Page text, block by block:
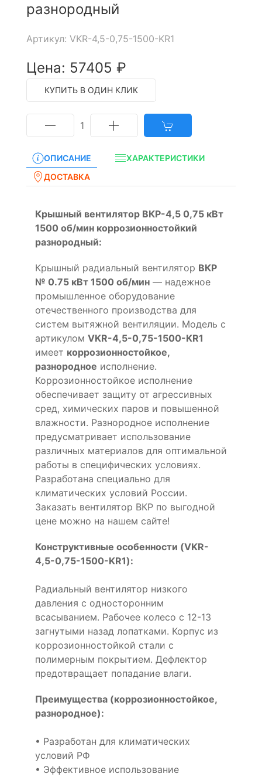
разнородный
Артикул: VKR-4,5-0,75-1500-KR1
Цена: 57405 ₽
КУПИТЬ В ОДИН КЛИК
1
ОПИСАНИЕ
ХАРАКТЕРИСТИКИ
ДОСТАВКА
Крышный вентилятор ВКР-4,5 0,75 кВт
1500 об/мин коррозионностойкий
разнородный:
Крышный радиальный вентилятор ВКР
№ 0.75 кВт 1500 об/мин — надежное
промышленное оборудование
отечественного производства для
систем вытяжной вентиляции. Модель с
артикулом VKR-4,5-0,75-1500-KR1
имеет коррозионностойкое,
разнородное исполнение.
Коррозионностойкое исполнение
обеспечивает защиту от агрессивных
сред, химических паров и повышенной
влажности. Разнородное исполнение
предусматривает использование
различных материалов для оптимальной
работы в специфических условиях.
Разработана специально для
климатических условий России.
Заказать вентилятор ВКР по выгодной
цене можно на нашем сайте!
Конструктивные особенности (VKR-
4,5-0,75-1500-KR1):
Радиальный вентилятор низкого
давления с односторонним
всасыванием. Рабочее колесо с 12-13
загнутыми назад лопатками. Корпус из
коррозионностойкой стали с
полимерным покрытием. Дефлектор
предотвращает попадание влаги.
Преимущества (коррозионностойкое,
разнородное):
• Разработан для климатических
условий РФ
• Эффективное использование